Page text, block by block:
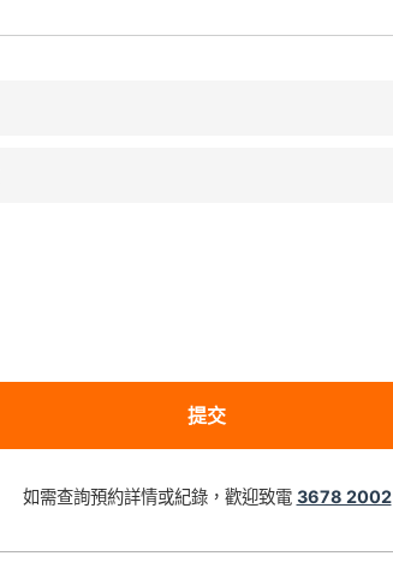
如需查詢預約詳情或紀錄，歡迎致電 3678 2002